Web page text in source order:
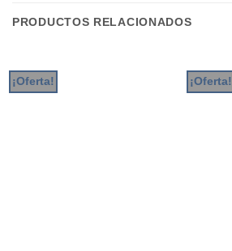
PRODUCTOS RELACIONADOS
¡Oferta! ¡Oferta!